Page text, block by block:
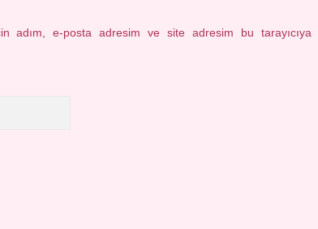
adım, e-posta adresim ve site adresim bu tarayıcıya